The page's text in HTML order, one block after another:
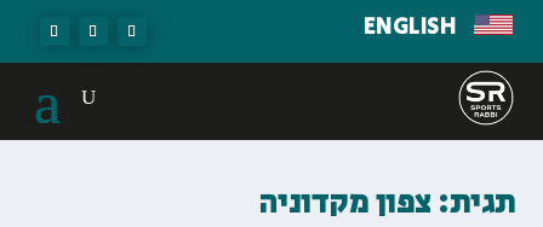
ENGLISH
תגית: צפון מקדוניה